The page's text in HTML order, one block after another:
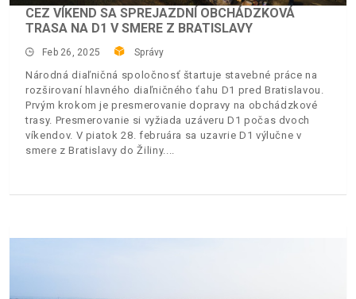
CEZ VÍKEND SA SPREJAZDNÍ OBCHÁDZKOVÁ
TRASA NA D1 V SMERE Z BRATISLAVY
Feb 26, 2025 Správy
Národná diaľničná spoločnosť štartuje stavebné práce na
rozširovaní hlavného diaľničného ťahu D1 pred Bratislavou.
Prvým krokom je presmerovanie dopravy na obchádzkové
trasy. Presmerovanie si vyžiada uzáveru D1 počas dvoch
víkendov. V piatok 28. februára sa uzavrie D1 výlučne v
smere z Bratislavy do Žiliny.